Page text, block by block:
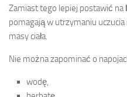
Zamiast tego lepiej postawić na
pomagają w utrzymaniu
masy ciała.
Nie można zapominać o
wodę,